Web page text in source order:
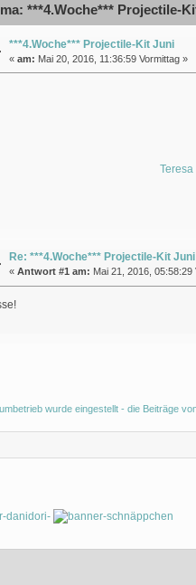
***4.Woche*** Projectile-
***4.Woche*** Projectile-Kit Juni
« am: Mai 20, 2016, 11:36:59 Vormittag »
Re: ***4.Woche*** Projectile-Kit Juni
« Antwort #1 am: Mai 21, 2016, 05:58:29
wurde eingestellt - die Beiträge